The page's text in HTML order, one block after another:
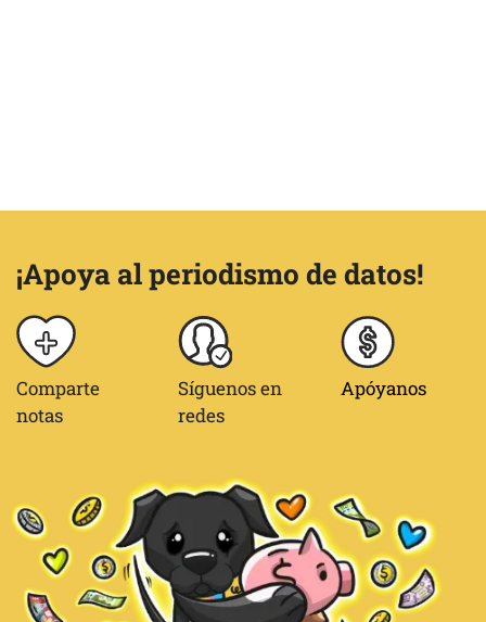
¡Apoya al periodismo de datos!
Comparte
notas
Síguenos en
redes
Apóyanos